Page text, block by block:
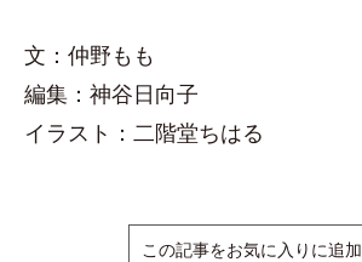
文：仲野もも
編集：神谷日向子
イラスト：二階堂ちはる
この記事をお気に入りに追加